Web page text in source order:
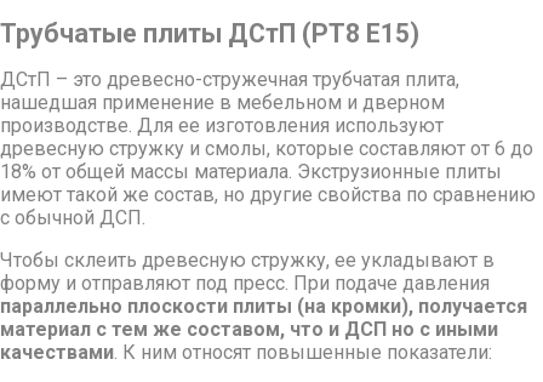
Трубчатые плиты ДСтП (РТ8 Е15)
ДСтП – это древесно-стружечная трубчатая плита,
нашедшая применение в мебельном и дверном
производстве. Для ее изготовления используют
древесную стружку и смолы, которые составляют от 6 до
18% от общей массы материала. Экструзионные плиты
имеют такой же состав, но другие свойства по сравнению
с обычной ДСП.
Чтобы склеить древесную стружку, ее укладывают в
форму и отправляют под пресс. При подаче давления
параллельно плоскости плиты (на кромки), получается
материал с тем же составом, что и ДСП но с иными
качествами. К ним относят повышенные показатели: